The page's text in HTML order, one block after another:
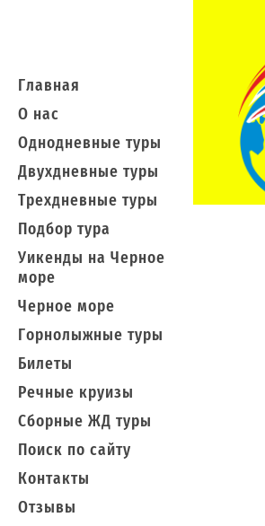
Главная
О нас
Однодневные туры
Двухдневные туры
Трехдневные туры
Подбор тура
Уикенды на Черное
море
Черное море
Горнолыжные туры
Билеты
Речные круизы
Сборные ЖД туры
Поиск по сайту
Контакты
Отзывы